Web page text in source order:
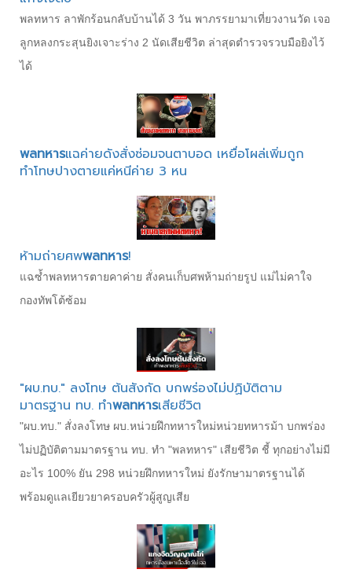
พลทหาร ลาพักร้อนกลับบ้านได้ 3 วัน พาภรรยามาเที่ยวงานวัด เจอ
ลูกหลงกระสุนยิงเจาะร่าง 2 นัดเสียชีวิต ล่าสุดตำรวจรวบมือยิงไว้
ได้
พลทหารแฉค่ายดังสั่งซ่อมจนตาบอด เหยื่อโผล่เพิ่มถูก
ทำโทษปางตายแค่หนีค่าย 3 หน
ห้ามถ่ายศพพลทหาร!
แฉซ้ำพลทหารตายคาค่าย สั่งคนเก็บศพห้ามถ่ายรูป แม่ไม่คาใจ
กองทัพโต้ซ้อม
"ผบ.ทบ." ลงโทษ ต้นสังกัด บกพร่องไม่ปฏิบัติตาม
มาตรฐาน ทบ. ทำพลทหารเสียชีวิต
"ผบ.ทบ." สั่งลงโทษ ผบ.หน่วยฝึกทหารใหม่หน่วยทหารม้า บกพร่อง
ไม่ปฏิบัติตามมาตรฐาน ทบ. ทำ "พลทหาร" เสียชีวิต ชี้ ทุกอย่างไม่มี
อะไร 100% ยัน 298 หน่วยฝึกทหารใหม่ ยังรักษามาตรฐานได้
พร้อมดูแลเยียวยาครอบครัวผู้สูญเสีย